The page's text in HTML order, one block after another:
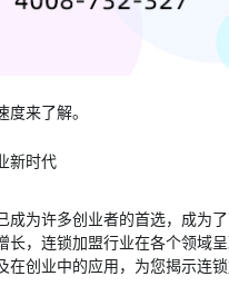
来了解。
新时代
成为许多创业者的首选，成为
长，连锁加盟行业在各个领域
在创业中的应用，为您揭示连锁